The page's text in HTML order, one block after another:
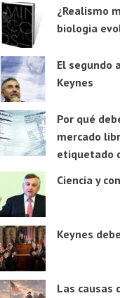
¿Realismo
biologia
El segundo
Keynes
Por qué
mercado
etiquetado
Ciencia y
Keynes
Las causas